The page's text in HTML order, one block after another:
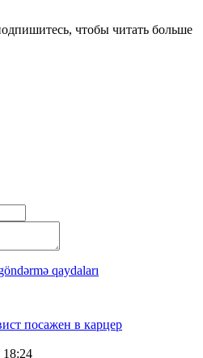
чтобы читать больше
qaydaları
18:24